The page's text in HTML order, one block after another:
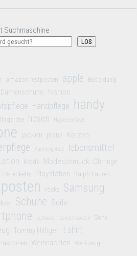
Suchmaschine
LOS
amazon restposten apple Bekleidung
Damenschuhe fashion
Handpflege handy
hosen Hygieneartikel
jacken jeans Kerzen
Küchengeräte lebensmittel
Mode Modeschmuck Ohrringe
Perlenkette Playstation Ralph Lauren
röcke Samsung
Schuhe Seife
software sonderposten Sony
Tommy Hilfiger t shirt
Weihnachten Werkzeug